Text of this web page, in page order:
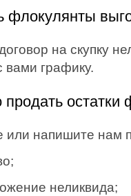
флокулянты
на скупку
вами графику.
продать
или напишите
неликвида;